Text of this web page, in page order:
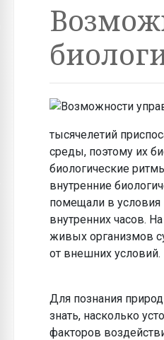
тысячелетий
среды, поэтому их
биологические
внутренние
помещали в условия
внутренних часов.
живых организмов
от внешних условий.
Для познания
знать, на­сколько
факторов